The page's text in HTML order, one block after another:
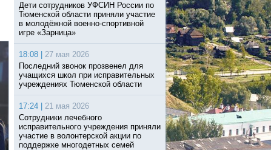
Дети сотрудников УФСИН России по
Тюменской области приняли участие
в молодёжной военно-спортивной
игре «Зарница»
18:08 |
27 мая 2026
Последний звонок прозвенел для
учащихся школ при исправительных
учреждениях Тюменской области
17:24 |
21 мая 2026
Сотрудники лечебного
исправительного учреждения приняли
участие в волонтерской акции по
поддержке многодетных семей